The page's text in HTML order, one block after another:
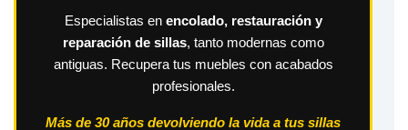
Especialistas en encolado, restauración y
reparación de sillas, tanto modernas como
antiguas. Recupera tus muebles con acabados
profesionales.
Más de 30 años devolviendo la vida a tus sillas